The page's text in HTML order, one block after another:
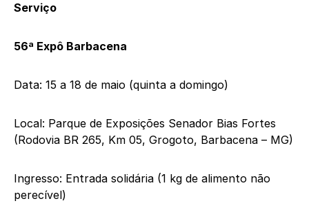
Serviço
56ª Expô Barbacena
Data: 15 a 18 de maio (quinta a domingo)
Local: Parque de Exposições Senador Bias Fortes
(Rodovia BR 265, Km 05, Grogoto, Barbacena – MG)
Ingresso: Entrada solidária (1 kg de alimento não
perecível)